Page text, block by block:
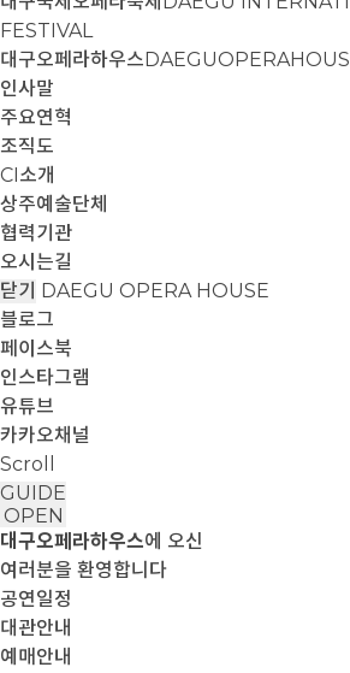
FESTIVAL
대구오페라하우스
인사말
주요연혁
조직도
CI소개
상주예술단체
협력기관
오시는길
닫기 DAEGU OPERA HOUSE
블로그
페이스북
인스타그램
유튜브
카카오채널
Scroll
GUIDE
OPEN
대구오페라하우스에 오신
여러분을 환영합니다
공연일정
대관안내
예매안내